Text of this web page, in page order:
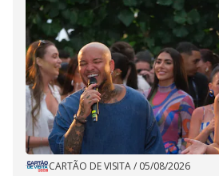
CARTÃO DE VISITA/ 05/08/2026